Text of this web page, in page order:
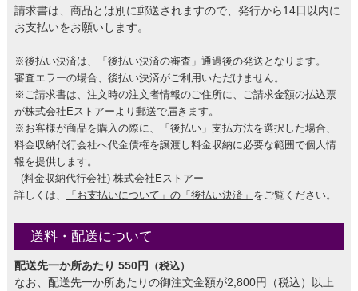
請求書は、商品とは別に郵送されますので、発行から14日以内に
お支払いをお願いします。
※後払い決済は、「後払い決済の審査」通過後の発送となります。
審査エラーの場合、後払い決済がご利用いただけません。
※ご請求書は、注文時の注文者情報のご住所に、ご請求金額の払込票
が株式会社Eストアーより郵送で届きます。
※お客様が商品を購入の際に、「後払い」支払方法を選択した場合、
料金収納代行会社へ代金債権を譲渡し料金収納に必要な範囲で個人情
報を提供します。
(料金収納代行会社) 株式会社Eストアー
詳しくは、
「お支払いについて」の「後払い決済」 をご覧ください。
送料・配送について
配送先一か所あたり 550円 （税込）
なお、配送先一か所あたりの御注文金額が2,800円（税込）以上